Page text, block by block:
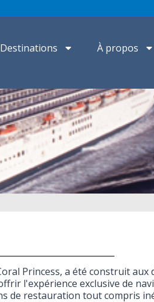
Destinations À propos
Princess, a été construit aux
l'expérience exclusive de
de restauration tout compris